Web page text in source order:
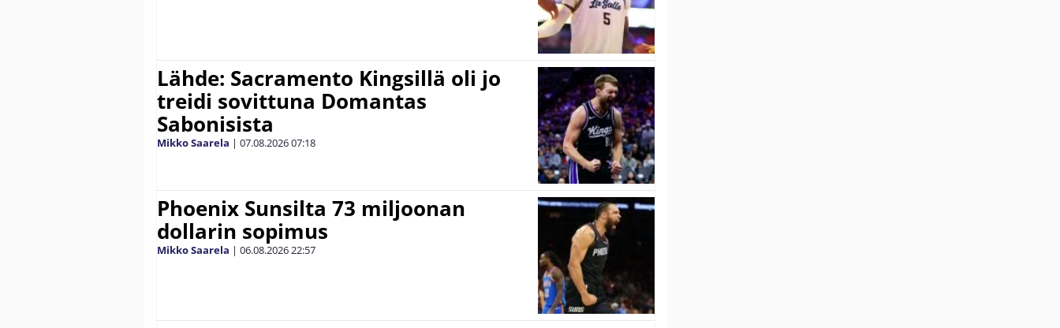
Lähde: Sacramento Kingsillä oli jo
treidi sovittuna Domantas
Sabonisista
Mikko Saarela | 07.08.202607:18
Phoenix Sunsilta 73 miljoonan
dollarin sopimus
Mikko Saarela | 06.08.202622:57